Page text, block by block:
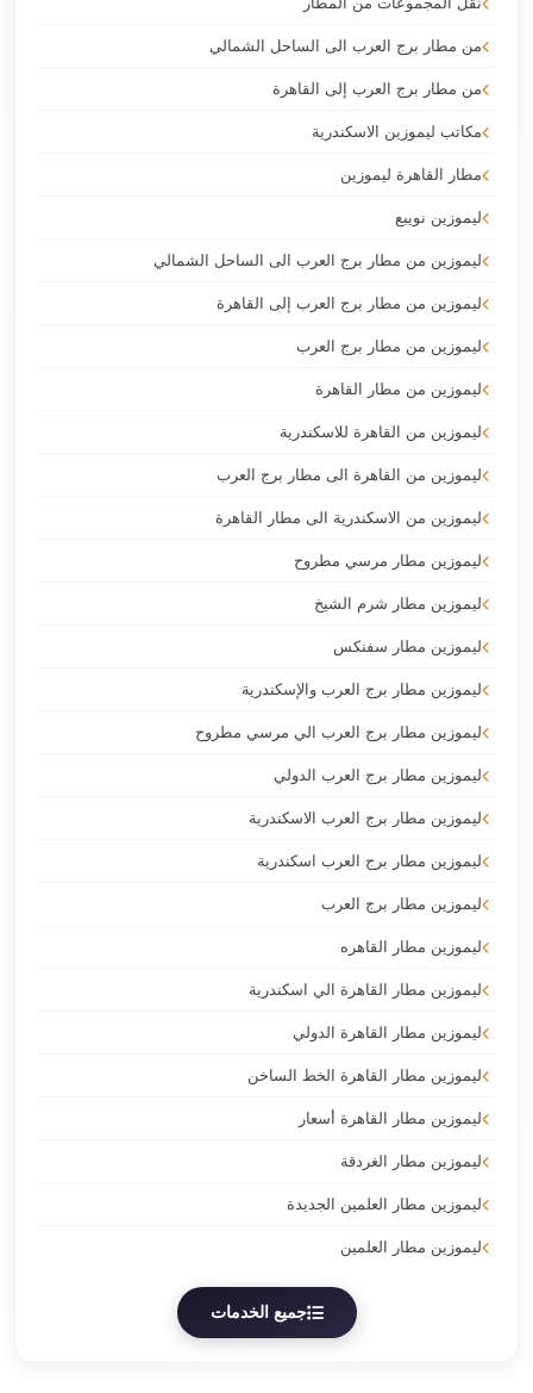
من مطار برج العرب الى الساحل الشمالي
من مطار برج العرب إلى القاهرة
مكاتب ليموزين الاسكندرية
مطار القاهرة ليموزين
ليموزين نويبع
ليموزين من مطار برج العرب الى الساحل الشمالي
ليموزين من مطار برج العرب إلى القاهرة
ليموزين من مطار برج العرب
ليموزين من مطار القاهرة
ليموزين من القاهرة للاسكندرية
ليموزين من القاهرة الى مطار برج العرب
ليموزين من الاسكندرية الى مطار القاهرة
ليموزين مطار مرسي مطروح
ليموزين مطار شرم الشيخ
ليموزين مطار سفنكس
ليموزين مطار برج العرب والإسكندرية
ليموزين مطار برج العرب الي مرسي مطروح
ليموزين مطار برج العرب الدولي
ليموزين مطار برج العرب الاسكندرية
ليموزين مطار برج العرب اسكندرية
ليموزين مطار برج العرب
ليموزين مطار القاهره
ليموزين مطار القاهرة الي اسكندرية
ليموزين مطار القاهرة الدولي
ليموزين مطار القاهرة الخط الساخن
ليموزين مطار القاهرة أسعار
ليموزين مطار الغردقة
ليموزين مطار العلمين الجديدة
ليموزين مطار العلمين
جميع الخدمات